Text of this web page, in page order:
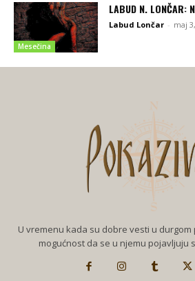
Mesečina
LABUD N. LONČAR:
Labud Lončar - maj
U vremenu kada su dobre vesti u
mogućnost da se u njemu pojavljuju